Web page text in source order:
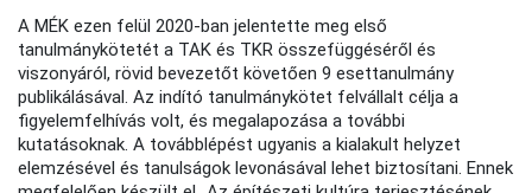
A MÉK ezen felül 2020-ban jelentette meg első
tanulmánykötetét a TAK és TKR összefüggéséről és
viszonyáról, rövid bevezetőt követően 9 esettanulmány
publikálásával. Az indító tanulmánykötet felvállalt célja a
figyelemfelhívás volt, és megalapozása a további
kutatásoknak. A továbblépést ugyanis a kialakult helyzet
elemzésével és tanulságok levonásával lehet biztosítani. Ennek